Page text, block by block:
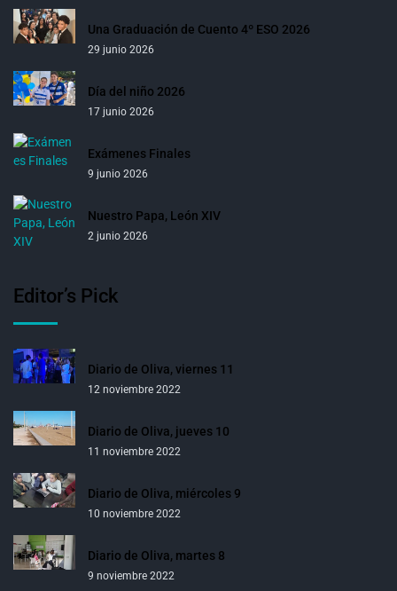
Una Graduación de Cuento 4º ESO 2026
29 junio 2026
Día del niño 2026
17 junio 2026
Exámenes Finales
9 junio 2026
Nuestro Papa, León XIV
2 junio 2026
Editor’s Pick
Diario de Oliva, viernes 11
12 noviembre 2022
Diario de Oliva, jueves 10
11 noviembre 2022
Diario de Oliva, miércoles 9
10 noviembre 2022
Diario de Oliva, martes 8
9 noviembre 2022